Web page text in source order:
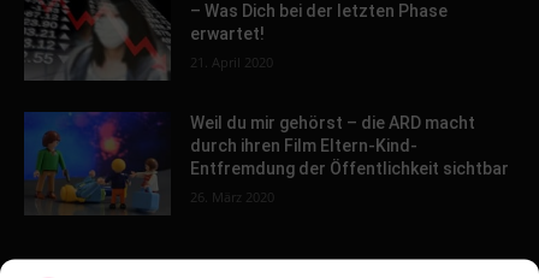
– Was Dich bei der letzten Phase
erwartet!
21. April 2020
Weil du mir gehörst – die ARD macht
durch ihren Film Eltern-Kind-
Entfremdung der Öffentlichkeit sichtbar
26. März 2020